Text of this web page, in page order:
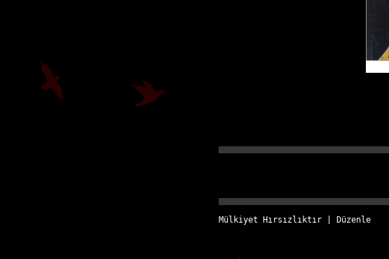
Mülkiyet Hırsızlıktır Düzenle